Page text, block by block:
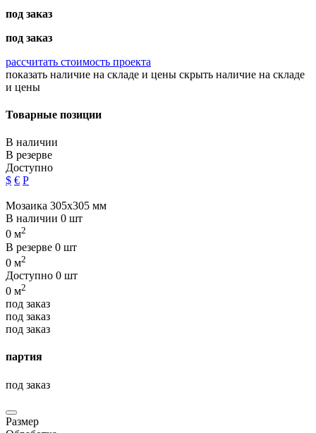
под заказ
под заказ
рассчитать стоимость проекта
показать наличие на складе и цены скрыть наличие на складе
и цены
Товарные позиции
В наличии
В резерве
Доступно
$ € Р
Мозаика 305х305 мм
В наличии 0 шт
0 м2
В резерве 0 шт
0 м2
Доступно 0 шт
0 м2
под заказ
под заказ
под заказ
партия
под заказ
Размер